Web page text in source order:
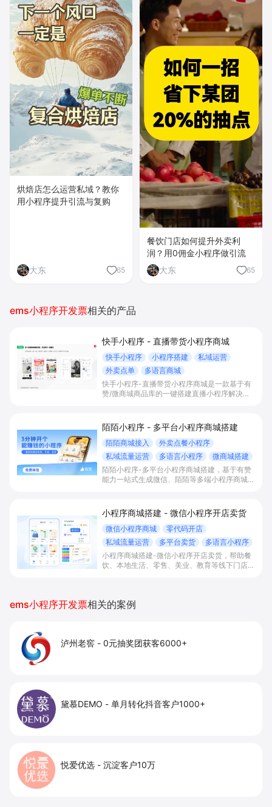
烘焙店怎么运营私域？教你
用小程序提升引流与复购
大东 65
餐饮门店如何提升外卖利
润？用0佣金小程序做引流
大东
65
ems小程序开发票相关的产品
快手小程序 - 直播带货小程序商城
快手小程序 小程序搭建
私域运营
外卖点单
多语言商城
快手小程序-直播带货小程序商城是一款基于有
赞/微商城商品库的一键搭建直播小程序解决方
短下单路径、沉淀私域会员并提升转化与复购。
陌陌小程序 - 多平台小程序商城搭建
陌陌商城接入
外卖点餐小程序
私域流量运营
多语言小程序
微商城搭建
陌陌小程序-多平台小程序商城搭建，基于有赞
能力一站式生成微信、陌陌等多端小程序商城，
复购增长。
小程序商城搭建 - 微信小程序开店卖货
微信小程序商城
零代码开店
私域流量运营
多平台卖货
多语言小程序
小程序商城搭建-微信小程序开店卖货，帮助餐
饮、本地生活、零售、美业、教育等线下门店及
ems小程序开发票相关的案例
泸州老窖 - 0元抽奖团获客6000+
黛慕DEMO - 单月转化抖音客户1000+
悦爱优选 - 沉淀客户10万